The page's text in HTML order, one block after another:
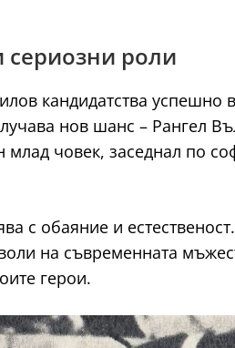
сериозни роли
кандидатства
нов шанс – Рангел
човек, заседнал по
с обаяние и
на съвременната
герои.